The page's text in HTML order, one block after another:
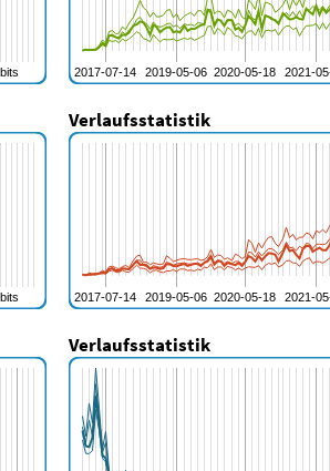
Verlaufsstatistik
Verlaufsstatistik